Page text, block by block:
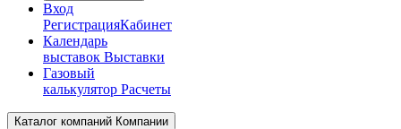
Вход
РегистрацияКабинет
Календарь
выставок Выставки
Газовый
калькулятор Расчеты
Каталог компаний Компании